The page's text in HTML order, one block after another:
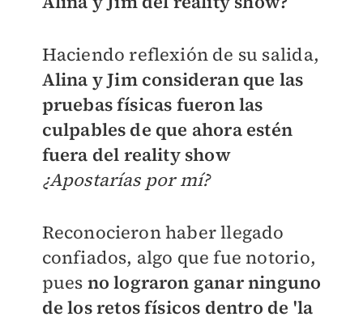
Haciendo reflexión de su salida,
Alina y Jim consideran que las
pruebas físicas fueron las
culpables de que ahora estén
fuera del reality show
¿Apostarías por mí?
Reconocieron haber llegado
confiados, algo que fue notorio,
pues no lograron ganar ninguno
de los retos físicos dentro de 'la